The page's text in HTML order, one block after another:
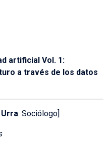
artificial Vol. 1:
a través de los datos
. Sociólogo]